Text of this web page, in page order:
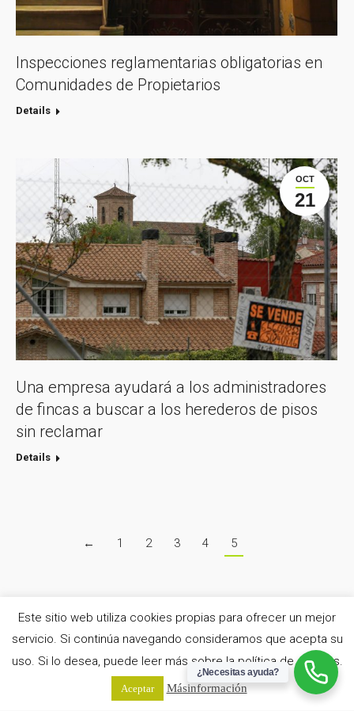
Inspecciones reglamentarias obligatorias en
Comunidades de Propietarios
Details
OCT
21
Una empresa ayudará a los administradores
de fincas a buscar a los herederos de pisos
sin reclamar
Details
← 1 2 3 4 5
Share
WhatsApp
Share
Facebook
Share
on
X
Share
on
LinkedIn
Este sitio web utiliza cookies propias para ofrecer un mejor
servicio. Si continúa navegando consideramos que acepta su
uso. Si lo desea, puede leer más sobre la política de cookies.
Aceptar Más información
¿Necesitas ayuda?